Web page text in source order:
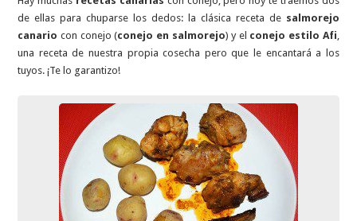
de ellas para chuparse los dedos: la clásica receta de salmorejo
canario con conejo (conejo en salmorejo) y el conejo estilo Afi,
una receta de nuestra propia cosecha pero que le encantará a los
tuyos. ¡Te lo garantizo!